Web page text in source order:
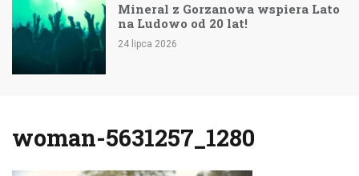
Mineral z Gorzanowa wspiera Lato
na Ludowo od 20 lat!
24 lipca 2026
woman-5631257_1280